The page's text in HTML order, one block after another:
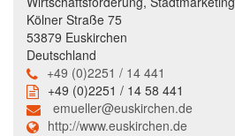
Kölner Straße 75
53879 Euskirchen
Deutschland
+49 (0)2251 / 14 441
+49 (0)2251 / 14 58 441
emueller@euskirchen.de
http://www.euskirchen.de